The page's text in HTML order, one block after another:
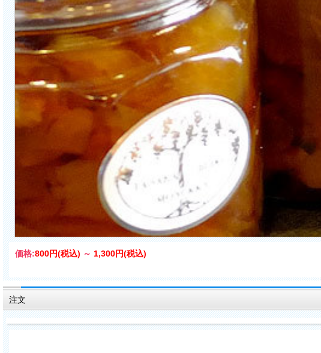
価格:800円(税込) ～ 1,300円(税込)
注文